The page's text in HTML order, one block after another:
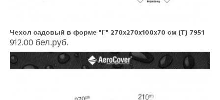
Чехол садовый в форме "Г" 270x270x100x70 см (T) 7951
912.00 бел.руб.